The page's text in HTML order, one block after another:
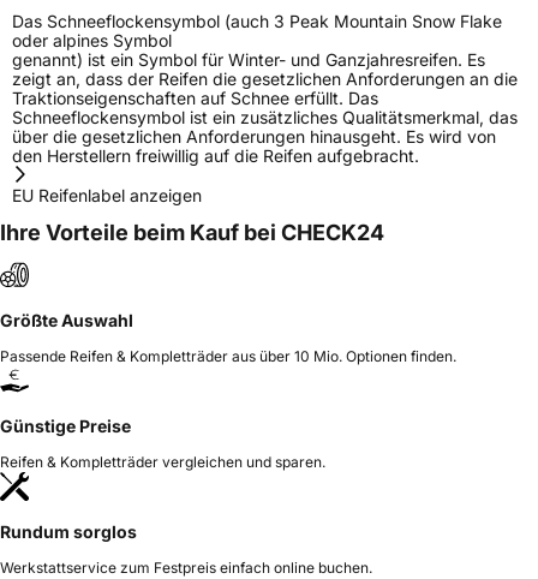
Das Schneeflockensymbol (auch 3 Peak Mountain Snow Flake
oder alpines Symbol
genannt) ist ein Symbol für Winter- und Ganzjahresreifen. Es
zeigt an, dass der Reifen die gesetzlichen Anforderungen an die
Traktionseigenschaften auf Schnee erfüllt. Das
Schneeflockensymbol ist ein zusätzliches Qualitätsmerkmal, das
über die gesetzlichen Anforderungen hinausgeht. Es wird von
den Herstellern freiwillig auf die Reifen aufgebracht.
EU Reifenlabel anzeigen
Ihre Vorteile beim Kauf bei CHECK24
Größte Auswahl
Passende Reifen & Kompletträder aus über 10 Mio. Optionen finden.
Günstige Preise
Reifen & Kompletträder vergleichen und sparen.
Rundum sorglos
Werkstattservice zum Festpreis einfach online buchen.